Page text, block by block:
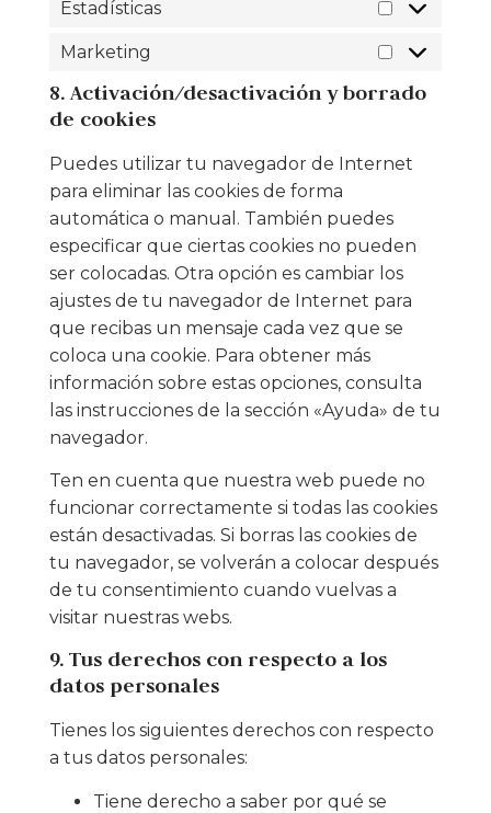
Estadísticas
Marketing
8. Activación/desactivación y borrado
de cookies
Puedes utilizar tu navegador de Internet
para eliminar las cookies de forma
automática o manual. También puedes
especificar que ciertas cookies no pueden
ser colocadas. Otra opción es cambiar los
ajustes de tu navegador de Internet para
que recibas un mensaje cada vez que se
coloca una cookie. Para obtener más
información sobre estas opciones, consulta
las instrucciones de la sección «Ayuda» de tu
navegador.
Ten en cuenta que nuestra web puede no
funcionar correctamente si todas las cookies
están desactivadas. Si borras las cookies de
tu navegador, se volverán a colocar después
de tu consentimiento cuando vuelvas a
visitar nuestras webs.
9. Tus derechos con respecto a los
datos personales
Tienes los siguientes derechos con respecto
a tus datos personales:
Tiene derecho a saber por qué se